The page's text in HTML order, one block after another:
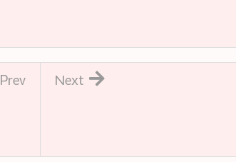
Next
Prev